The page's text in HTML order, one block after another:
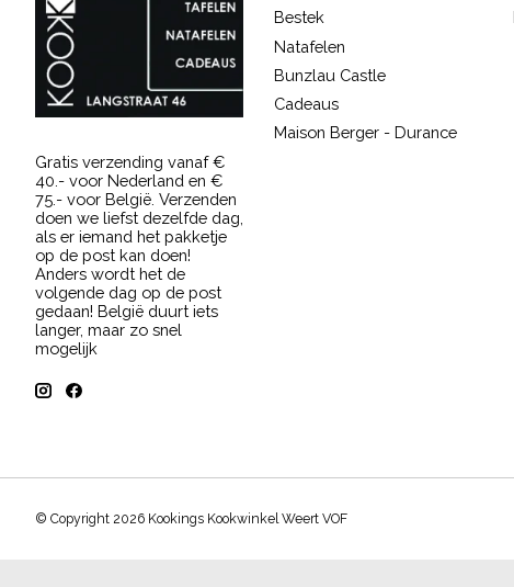
Gratis verzending vanaf €
40.- voor Nederland en €
75.- voor België. Verzenden
doen we liefst dezelfde dag,
als er iemand het pakketje
op de post kan doen!
Anders wordt het de
volgende dag op de post
gedaan! België duurt iets
langer, maar zo snel
mogelijk
Bestek
Natafelen
Bunzlau Castle
Cadeaus
Maison Berger - Durance
© Copyright 2026 Kookings Kookwinkel Weert VOF